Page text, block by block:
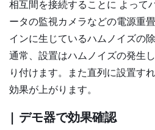
相互間を接続することに よって
ータの監視カメラなどの電源重
インに生じているハムノイズの除
通常、設置はハムノイズの発生
り付けます。また直列に設置す
効果が上がります。
| デモ器で効果確認